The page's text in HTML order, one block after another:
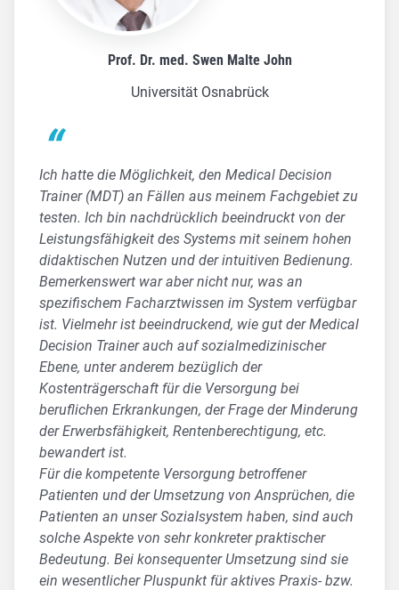
Prof. Dr. med. Swen Malte John
Universität Osnabrück
Ich hatte die Möglichkeit, den Medical Decision
Trainer (MDT) an Fällen aus meinem Fachgebiet zu
testen. Ich bin nachdrücklich beeindruckt von der
Leistungsfähigkeit des Systems mit seinem hohen
didaktischen Nutzen und der intuitiven Bedienung.
Bemerkenswert war aber nicht nur, was an
spezifischem Facharztwissen im System verfügbar
ist. Vielmehr ist beeindruckend, wie gut der Medical
Decision Trainer auch auf sozialmedizinischer
Ebene, unter anderem bezüglich der
Kostenträgerschaft für die Versorgung bei
beruflichen Erkrankungen, der Frage der Minderung
der Erwerbsfähigkeit, Rentenberechtigung, etc.
bewandert ist.
Für die kompetente Versorgung betroffener
Patienten und der Umsetzung von Ansprüchen, die
Patienten an unser Sozialsystem haben, sind auch
solche Aspekte von sehr konkreter praktischer
Bedeutung. Bei konsequenter Umsetzung sind sie
ein wesentlicher Pluspunkt für aktives Praxis- bzw.